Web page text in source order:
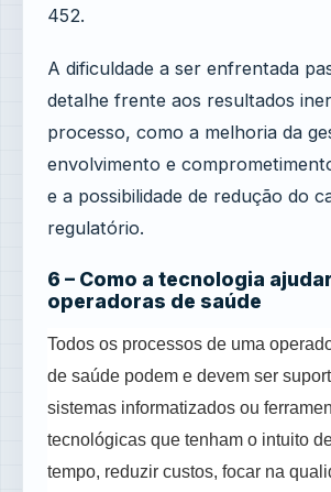
452.
A dificuldade a ser enfrentada
detalhe frente aos resultados
processo, como a melhoria da
envolvimento e
e a possibilidade de redução do
regulatório.
6 – Como a tecnologia
operadoras de saúde
Todos os processos de uma
de saúde podem e devem ser
sistemas informatizados ou
tecnológicas que tenham o intuito
tempo, reduzir custos, focar na